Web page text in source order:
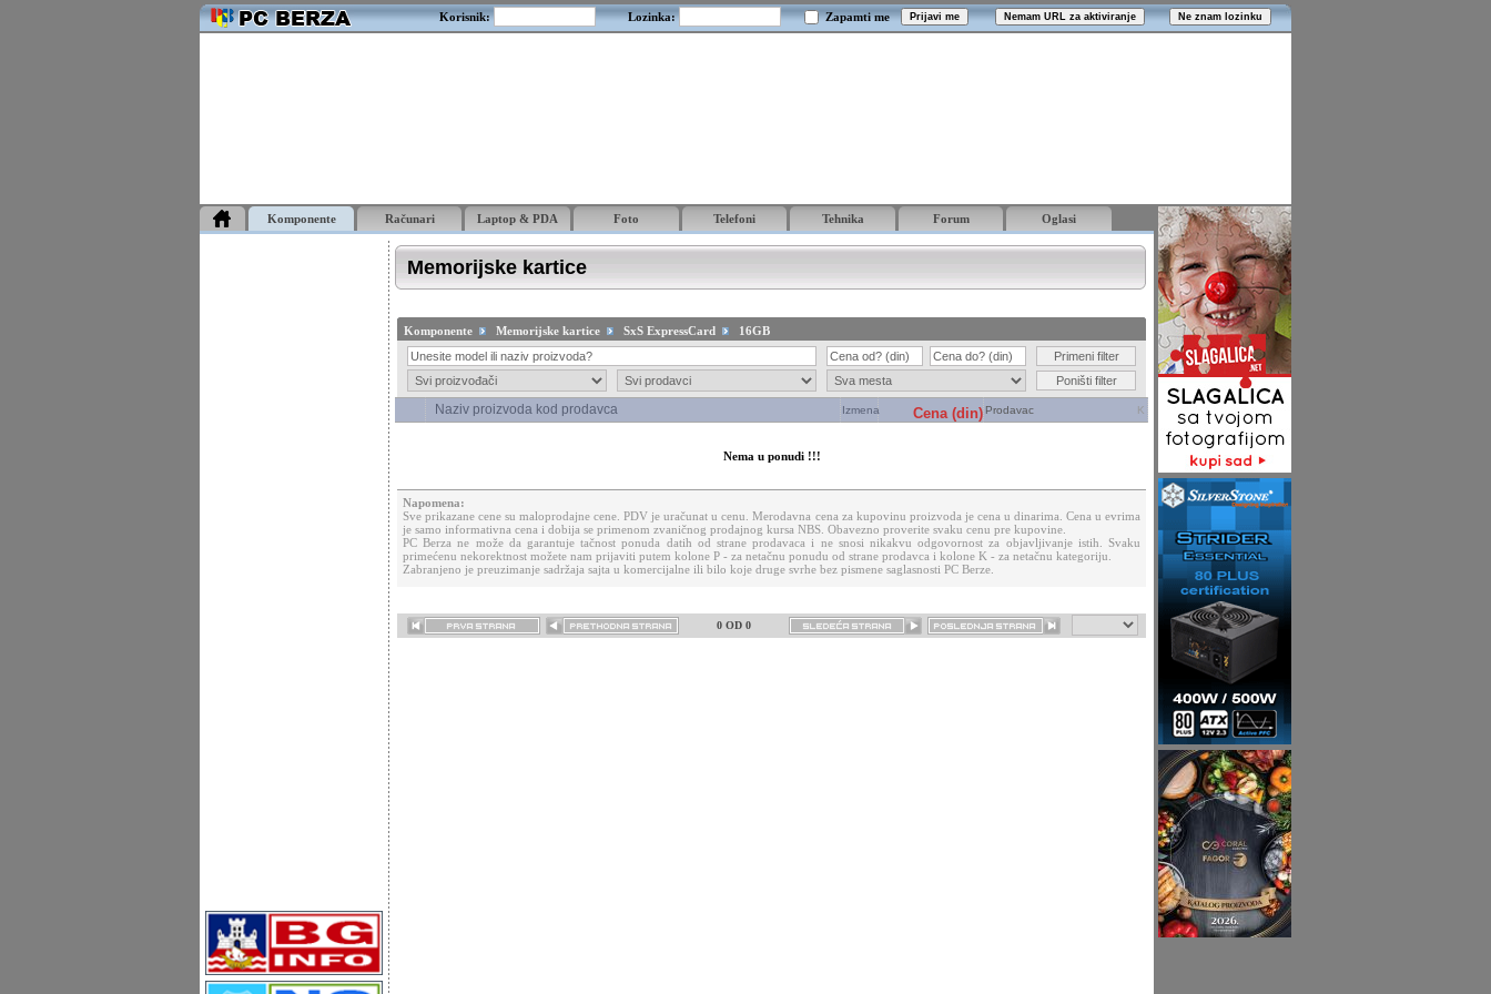
Korisnik: Lozinka: Zapamti me
Komponente Računari Laptop & PDA Foto Telefoni Tehnika Forum Oglasi
Memorijske kartice
Komponente Memorijske kartice SxS ExpressCard 16GB
Naziv proizvoda kod prodavca Izmena Cena (din) Prodavac K
Nema u ponudi !!!
Napomena:
Sve prikazane cene su maloprodajne cene. PDV je uračunat u cenu. Merodavna cena za kupovinu proizvoda je cena u dinarima. Cena u evrima
je samo informativna cena i dobija se primenom zvaničnog prodajnog kursa NBS. Obavezno proverite svaku cenu pre kupovine.
PC Berza ne može da garantuje tačnost ponuda datih od strane prodavaca i ne snosi nikakvu odgovornost za objavljivanje istih. Svaku
primećenu nekorektnost možete nam prijaviti putem kolone P - za netačnu ponudu od strane prodavca i kolone K - za netačnu kategoriju.
Zabranjeno je preuzimanje sadržaja sajta u komercijalne ili bilo koje druge svrhe bez pismene saglasnosti PC Berze.
0 OD 0